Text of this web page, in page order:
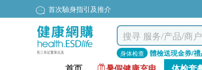
首次驗身指引及推介
身体检查 體檢送現金券/